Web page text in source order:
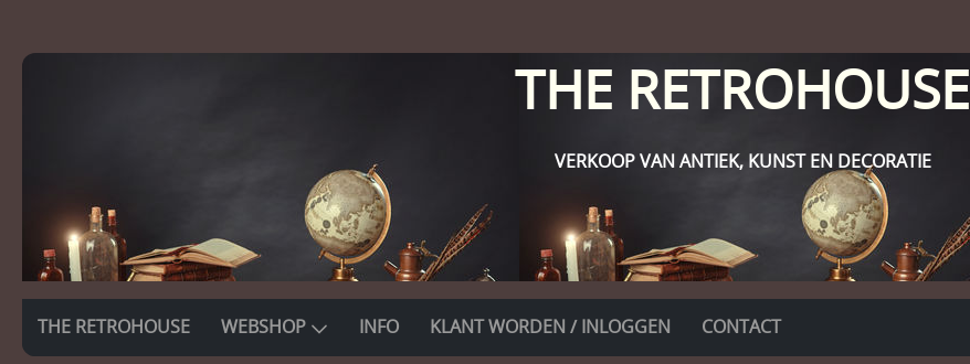
THE RETROHOUSE
VERKOOP VAN ANTIEK, KUNST EN DECORATIE
THE RETROHOUSE WEBSHOP INFO KLANT WORDEN / INLOGGEN CONTACT